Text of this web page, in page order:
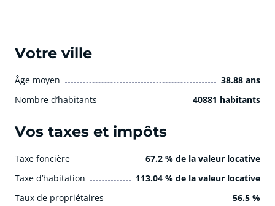
Votre ville
Âge moyen
38.88 ans
Nombre d’habitants
40881 habitants
Vos taxes et impôts
Taxe foncière
67.2 % de la valeur locative
Taxe d’habitation
113.04 % de la valeur locative
Taux de propriétaires
56.5 %